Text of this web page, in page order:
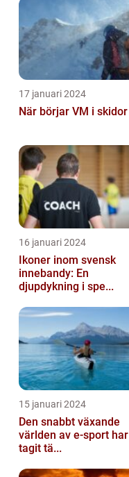
17 januari 2024
När börjar VM i skidor
16 januari 2024
Ikoner inom svensk
innebandy: En
djupdykning i spe...
15 januari 2024
Den snabbt växande
världen av e-sport har
tagit tä...